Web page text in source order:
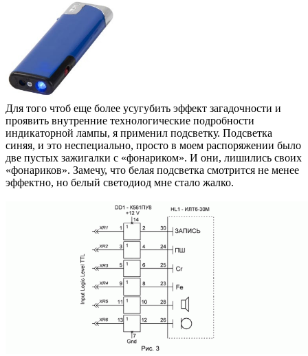
Для того чтоб еще более усугубить эффект загадочности и
проявить внутренние технологические подробности
индикаторной лампы, я применил подсветку. Подсветка
синяя, и это неспециально, просто в моем распоряжении было
две пустых зажигалки с «фонариком». И они, лишились своих
«фонариков». Замечу, что белая подсветка смотрится не менее
эффектно, но белый светодиод мне стало жалко.